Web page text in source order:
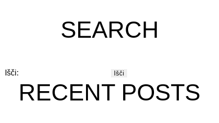
SEARCH
Išči:
RECENT POSTS